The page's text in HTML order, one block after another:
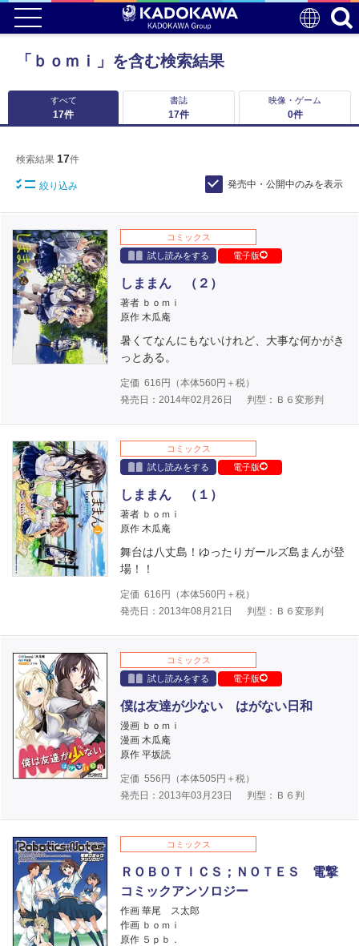
「ｂｏｍｉ」を含む検索結果
すべて
17件
書誌
17件
映像・ゲーム
0件
検索結果 17件
絞り込み 発売中・公開中のみを表示
コミックス
試し読みをする
電子版
しままん （２）
著者 ｂｏｍｉ
原作 木瓜庵
暑くてなんにもないけれど、大事な何かがき
っとある。
定価 616 円（本体560円＋税）
発売日：2014年02月26日
判型：Ｂ６変形判
コミックス
試し読みをする
電子版
しままん （１）
著者 ｂｏｍｉ
原作 木瓜庵
舞台は八丈島！ゆったりガールズ島まんが登
場！！
定価 616 円（本体560円＋税）
発売日：2013年08月21日
判型：Ｂ６変形判
コミックス
試し読みをする
電子版
僕は友達が少ない はがない日和
漫画 ｂｏｍｉ
漫画 木瓜庵
原作 平坂読
定価 556 円（本体505 円＋税）
発売日：2013年03月23日
判型：Ｂ６判
コミックス
ＲＯＢＯＴＩＣＳ；ＮＯＴＥＳ 電撃
コミックアンソロジー
作画 華尾 ス太郎
作画 ｂｏｍｉ
原作 ５ｐｂ．